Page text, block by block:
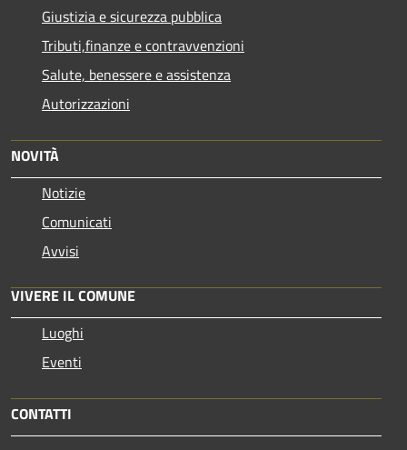
Giustizia e sicurezza pubblica
Tributi,finanze e contravvenzioni
Salute, benessere e assistenza
Autorizzazioni
NOVITÀ
Notizie
Comunicati
Avvisi
VIVERE IL COMUNE
Luoghi
Eventi
CONTATTI